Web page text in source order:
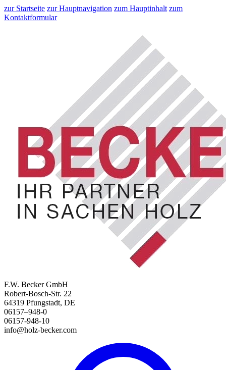
zur Startseite zur Hauptnavigation zum Hauptinhalt zum
Kontaktformular
F.W. Becker GmbH
Robert-Bosch-Str. 22
64319 Pfungstadt, DE
06157–948-0
06157-948-10
info@holz-becker.com